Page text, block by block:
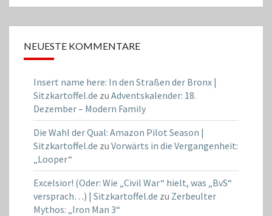
NEUESTE KOMMENTARE
Insert name here: In den Straßen der Bronx |
Sitzkartoffel.de zu Adventskalender: 18.
Dezember – Modern Family
Die Wahl der Qual: Amazon Pilot Season |
Sitzkartoffel.de zu Vorwärts in die Vergangenheit:
„Looper“
Excelsior! (Oder: Wie „Civil War“ hielt, was „BvS“
versprach…) | Sitzkartoffel.de zu Zerbeulter
Mythos: „Iron Man 3“